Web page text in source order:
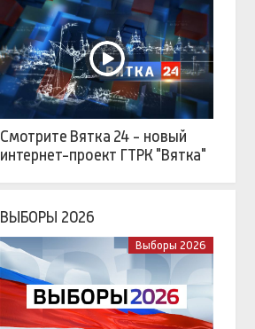
Смотрите Вятка 24 - новый
интернет-проект ГТРК "Вятка"
ВЫБОРЫ 2026
Выборы 2026